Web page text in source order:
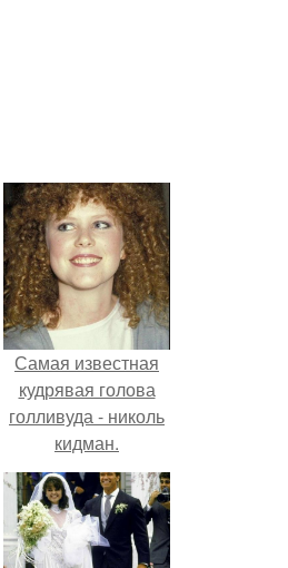
Самая известная
кудрявая голова
голливуда - николь
кидман.